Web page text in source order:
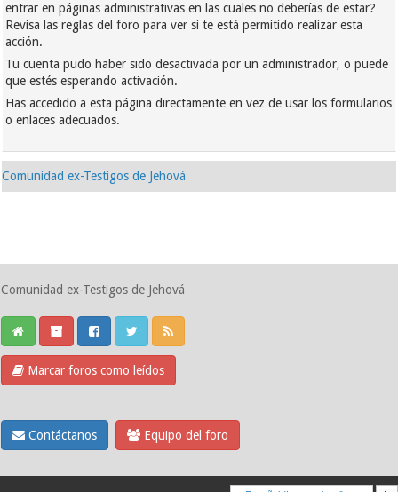
entrar en páginas administrativas en las cuales no deberías de estar?
Revisa las reglas del foro para ver si te está permitido realizar esta
acción.
Tu cuenta pudo haber sido desactivada por un administrador, o puede
que estés esperando activación.
Has accedido a esta página directamente en vez de usar los formularios
o enlaces adecuados.
Comunidad ex-Testigos de Jehová
Comunidad ex-Testigos de Jehová
Marcar foros como leídos
Contáctanos Equipo del foro